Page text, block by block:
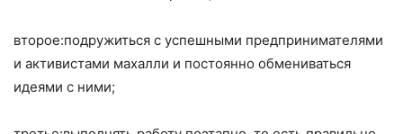
второе:подружиться с успешными предпринимателями
и активистами махалли и постоянно обмениваться
идеями с ними;